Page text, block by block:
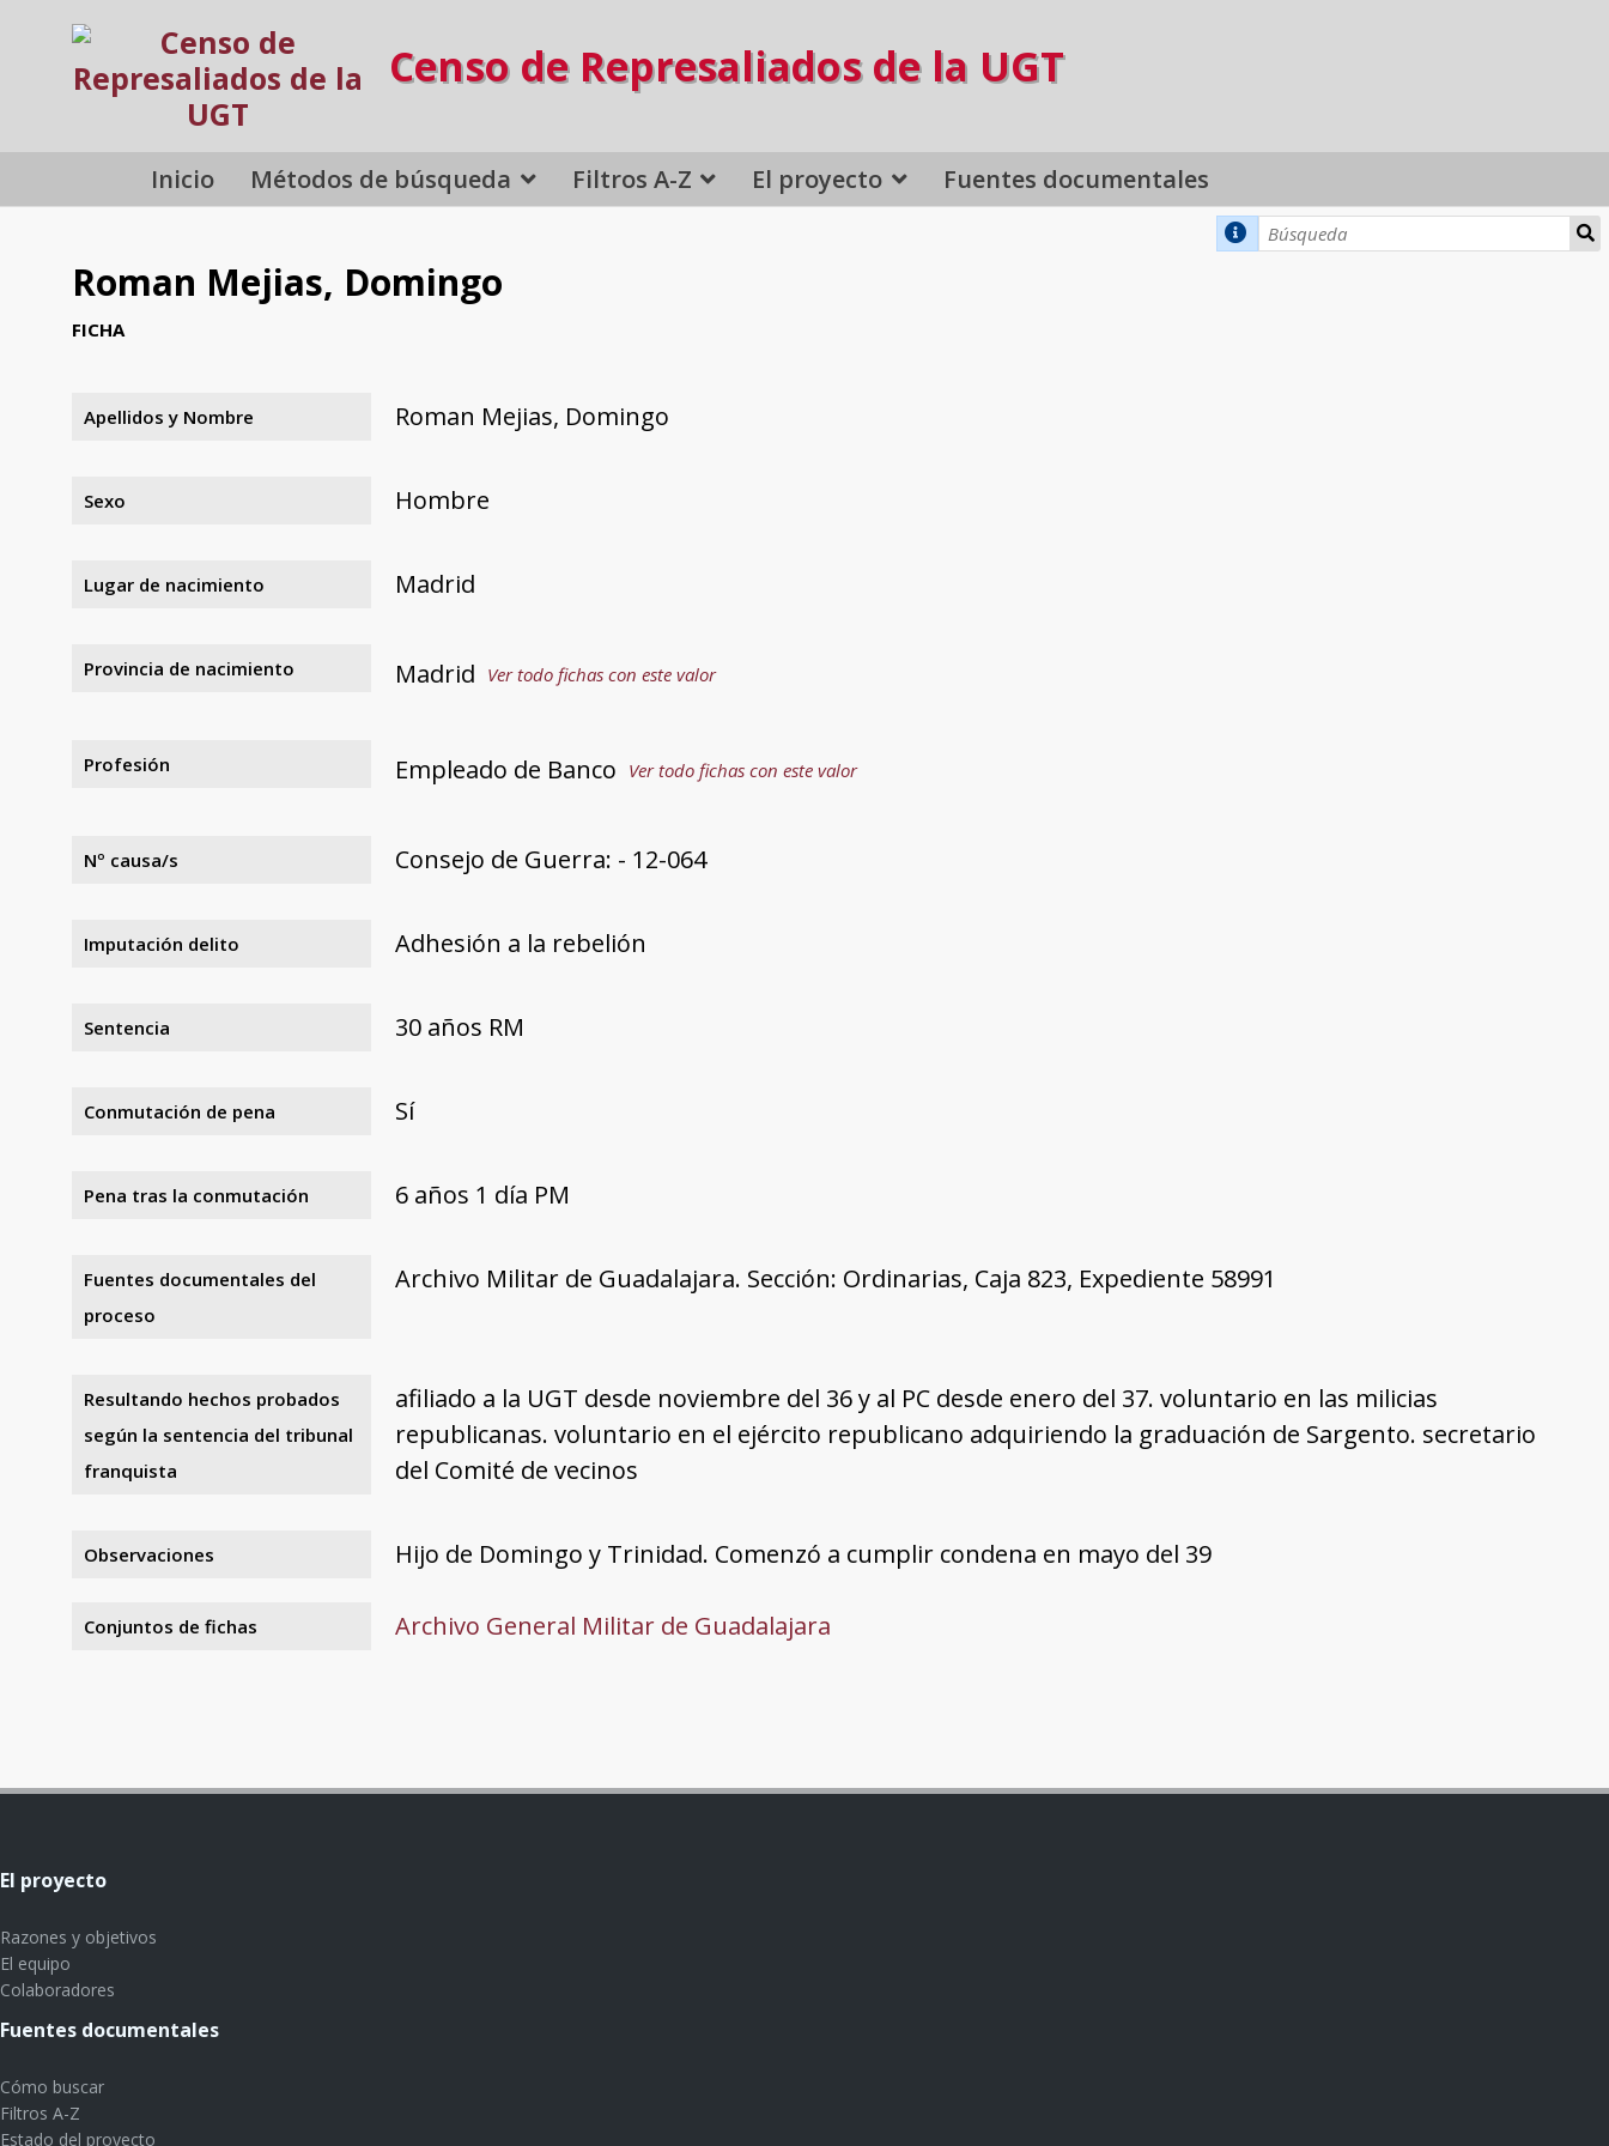
Censo de Represaliados de la UGT
Inicio Métodos de búsqueda Filtros A-Z El proyecto Fuentes documentales
Roman Mejias, Domingo
FICHA
Apellidos y Nombre Roman Mejias, Domingo
Sexo Hombre
Lugar de nacimiento Madrid
Provincia de nacimiento Madrid Ver todo fichas con este valor
Profesión Empleado de Banco Ver todo fichas con este valor
Nº causa/s Consejo de Guerra: - 12-064
Imputación delito Adhesión a la rebelión
Sentencia 30 años RM
Conmutación de pena Sí
Pena tras la conmutación 6 años 1 día PM
Fuentes documentales del
proceso
Archivo Militar de Guadalajara. Sección: Ordinarias, Caja 823, Expediente 58991
Resultando hechos probados
según la sentencia del tribunal
franquista
afiliado a la UGT desde noviembre del 36 y al PC desde enero del 37. voluntario en las milicias
republicanas. voluntario en el ejército republicano adquiriendo la graduación de Sargento. secretario
del Comité de vecinos
Observaciones Hijo de Domingo y Trinidad. Comenzó a cumplir condena en mayo del 39
Conjuntos de fichas Archivo General Militar de Guadalajara
El proyecto
Razones y objetivos
El equipo
Colaboradores
Fuentes documentales
Cómo buscar
Filtros A-Z
Estado del proyecto